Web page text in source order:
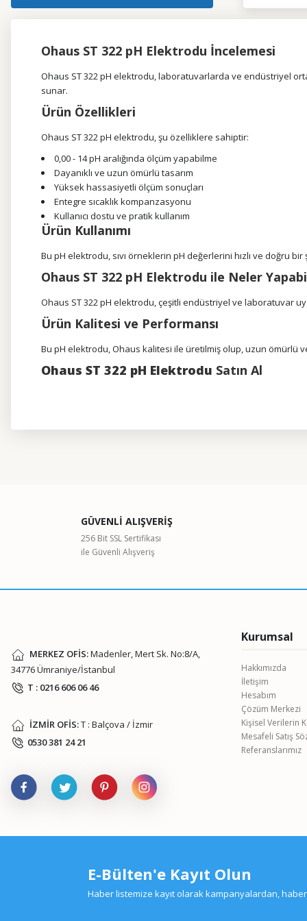
Ohaus ST 322 pH Elektrodu İncelemesi
Ohaus ST 322 pH elektrodu, laboratuvarlarda ve endüstriyel
sunar.
Ürün Özellikleri
Ohaus ST 322 pH elektrodu, şu özelliklere sahiptir:
0,00 - 14 pH aralığında ölçüm yapabilme
Dayanıklı ve uzun ömürlü tasarım
Yüksek hassasiyetli ölçüm sonuçları
Entegre sıcaklık kompanzasyonu
Kullanıcı dostu ve pratik kullanım
Ürün Kullanımı
Bu pH elektrodu, sıvı örneklerin pH değerlerini hızlı ve doğru
Ohaus ST 322 pH Elektrodu ile Neler
Ohaus ST 322 pH elektrodu, çeşitli endüstriyel ve laboratuvar
Ürün Kalitesi ve Performansı
Bu pH elektrodu, Ohaus kalitesi ile üretilmiş olup, uzun ömürlü
Ohaus ST 322 pH Elektrodu Satın Al
Ürün açıklamasında eksik bilgiler bulunuyor.
Ürün bilgilerinde hatalar bulunuyor.
GÜVENLİ ALIŞVERİŞ
256 Bit SSL Sertifikası
ile Güvenli Alışveriş
MERKEZ OFİS:Madenler, Mert Sk. No:8/A,
34776 Ümraniye/İstanbul
T : 0216 606 06 46
İZMİR OFİS:T : Balçova / İzmir
0530 381 24 21
Kurumsal
Hakkımızda
İletişim
Hesabım
Çözüm Merkezi
Kişisel Verilerin
Mesafeli Satış
Referanslarımız
E-Bülten'e Kayıt Olun
Haber listemize kayıt olarak kampanyalardan,